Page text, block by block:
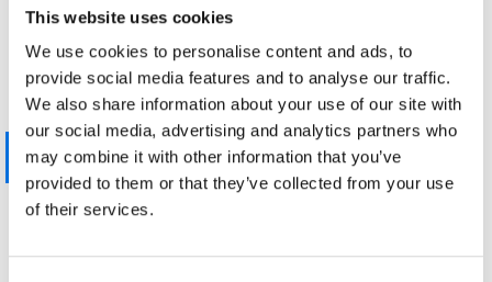
This website uses cookies
We use cookies to personalise content and ads, to
provide social media features and to analyse our traffic.
We also share information about your use of our site with
our social media, advertising and analytics partners who
may combine it with other information that you’ve
provided to them or that they’ve collected from your use
of their services.
KONTAKT AUFNEHMEN
INEINANDER LIEGENDES SPIRALKABEL